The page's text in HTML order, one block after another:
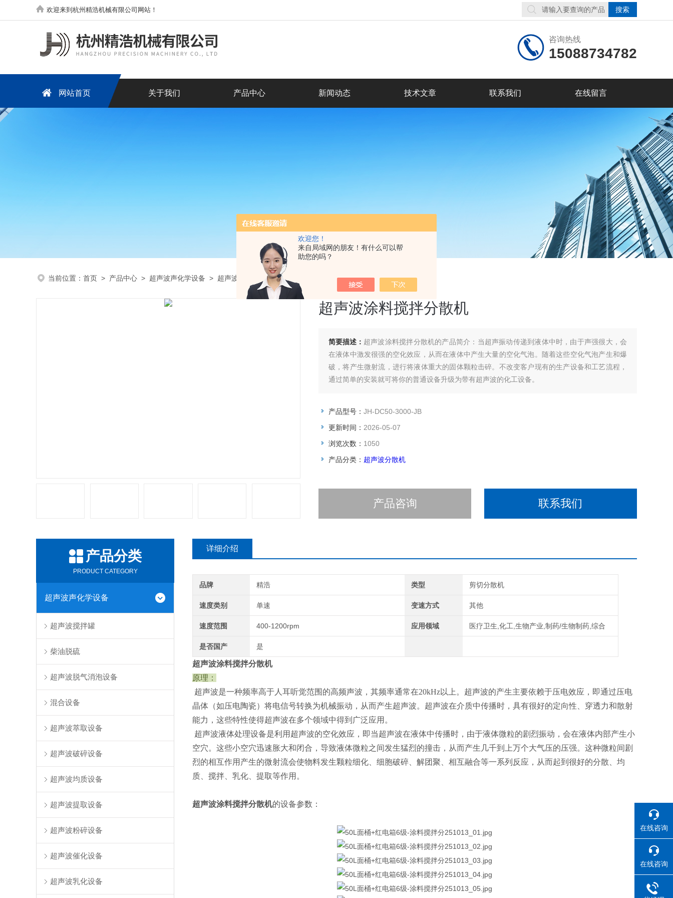
欢迎您！
来自局域网的朋友！有什么可以帮
助您的吗？
欢迎来到杭州精浩机械有限公司网站！
咨询热线
15088734782
网站首页 关于我们 产品中心 新闻动态 技术文章 联系我们 在线留言
当前位置： 首页 > 产品中心 > 超声波声化学设备 > 超声波分散机 >JH-DC50-3000-JB超声波涂料搅拌分散机
超声波涂料搅拌分散机
简要描述： 超声波涂料搅拌分散机的产品简介：当超声振动传递到液体中时，由于声强很大，会
在液体中激发很强的空化效应，从而在液体中产生大量的空化气泡。随着这些空化气泡产生和爆
破，将产生微射流，进行将液体重大的固体颗粒击碎。不改变客户现有的生产设备和工艺流程，
通过简单的安装就可将你的普通设备升级为带有超声波的化工设备。
产品型号： JH-DC50-3000-JB
更新时间： 2026-05-07
浏览次数： 1050
产品分类： 超声波分散机
产品咨询 联系我们
产品分类
PRODUCT CATEGORY
超声波声化学设备
超声波搅拌罐
柴油脱硫
超声波脱气消泡设备
混合设备
超声波萃取设备
超声波破碎设备
超声波均质设备
超声波提取设备
超声波粉碎设备
超声波催化设备
超声波乳化设备
详细介绍
品牌 精浩 类型 剪切分散机
速度类别 单速 变速方式 其他
速度范围 400-1200rpm 应用领域 医疗卫生,化工,生物产业,制药/生物制药,综合
是否国产 是
超声波涂料搅拌分散机
原理：
超声波是一种频率高于人耳听觉范围的高频声波，其频率通常在20kHz以上。超声波的产生主要依赖于压电效应，即通过压电
晶体（如压电陶瓷）将电信号转换为机械振动，从而产生超声波。超声波在介质中传播时，具有很好的定向性、穿透力和散射
能力，这些特性使得超声波在多个领域中得到广泛应用。
超声波液体处理设备是利用超声波的空化效应，即当超声波在液体中传播时，由于液体微粒的剧烈振动，会在液体内部产生小
空穴。这些小空穴迅速胀大和闭合，导致液体微粒之间发生猛烈的撞击，从而产生几千到上万个大气压的压强。这种微粒间剧
烈的相互作用产生的微射流会使物料发生颗粒细化、细胞破碎、解团聚、相互融合等一系列反应，从而起到很好的分散、均
质、搅拌、乳化、提取等作用。
超声波涂料搅拌分散机的设备参数：
在线咨询
在线咨询